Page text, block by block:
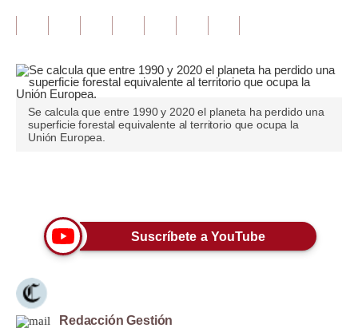
Finanzas Personales
Plus G
Opinión
Editorial
Tendencias
Viajes
Se calcula que entre 1990 y 2020 el planeta ha perdido una
superficie forestal equivalente al territorio que ocupa la
Unión Europea.
Suscríbete a YouTube
Redacción Gestión